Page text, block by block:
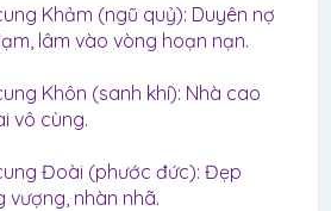
Khảm (ngũ quỷ): Duyên nợ
lâm vào vòng hoạn nạn.
Khôn (sanh khí): Nhà cao
vô cùng.
Đoài (phước đức): Đẹp
vượng, nhàn nhã.